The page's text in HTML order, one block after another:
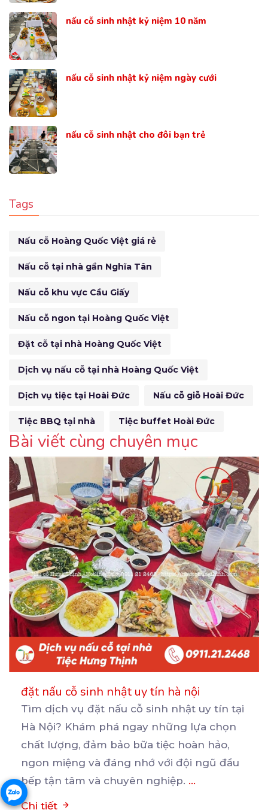
nấu cỗ sinh nhật kỷ niệm 10 năm
nấu cỗ sinh nhật kỷ niệm ngày cưới
nấu cỗ sinh nhật cho đôi bạn trẻ
Tags
Nấu cỗ Hoàng Quốc Việt giá rẻ
Nấu cỗ tại nhà gần Nghĩa Tân
Nấu cỗ khu vực Cầu Giấy
Nấu cỗ ngon tại Hoàng Quốc Việt
Đặt cỗ tại nhà Hoàng Quốc Việt
Dịch vụ nấu cỗ tại nhà Hoàng Quốc Việt
Dịch vụ tiệc tại Hoài Đức Nấu cỗ giỗ Hoài Đức
Tiệc BBQ tại nhà Tiệc buffet Hoài Đức
Bài viết cùng chuyên mục
đặt nấu cỗ sinh nhật uy tín hà nội
Tìm dịch vụ đặt nấu cỗ sinh nhật uy tín tại
Hà Nội? Khám phá ngay những lựa chọn
chất lượng, đảm bảo bữa tiệc hoàn hảo,
ngon miệng và đáng nhớ với đội ngũ đầu
bếp tận tâm và chuyên nghiệp. ...
Chi tiết